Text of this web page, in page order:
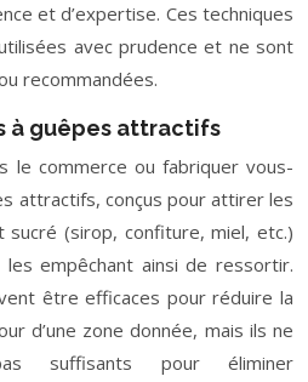
et d’expertise. Ces techniques
avec prudence et ne sont
recommandées.
à guêpes attractifs
le commerce ou fabriquer vous-
attractifs, conçus pour attirer les
sucré (sirop, confiture, miel, etc.)
empêchant ainsi de ressortir.
être efficaces pour réduire la
d’une zone donnée, mais ils ne
suffisants pour éliminer